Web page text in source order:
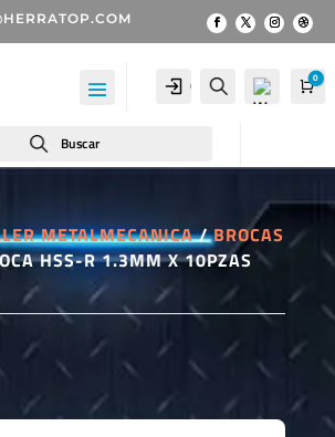
Cuenta Buscar
Wis
-0
0
Buscar
METALMECANICA/BROCAS
HSS-R 1.3MM X 10PZAS